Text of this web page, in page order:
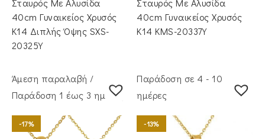
€920.00. είναι:
€775.00.
Σταυρός Με Αλυσίδα
40cm Γυναικείος Χρυσός
Κ14 Διπλής Όψης SXS-
20325Y
€1,030.00.είναι:
€850.00.
Σταυρός Με Αλυσίδα
40cm Γυναικείος Χρυσός
Κ14 KMS-20337Y
Άμεση παραλαβή /
Παράδoση 1 έως 3 ημέρες
-17%
Παράδοση σε 4 - 10
ημέρες
-13%